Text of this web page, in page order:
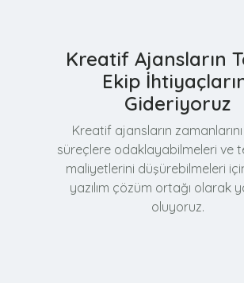
Kreatif Ajansların
Ekip
Gideriyoruz
Kreatif ajansların
süreçlere odaklayabilmeleri ve
maliyetlerini düşürebilmeleri
yazılım çözüm ortağı olarak
oluyoruz.